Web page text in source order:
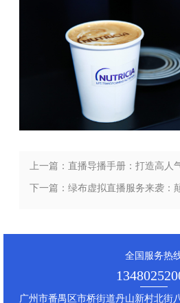
上一篇：直播导播手册：打造高人
间的必备指南。
下一篇：绿布虚拟直播服务来袭：
全国服务热
广州市番禺区市桥街道丹山新村北街